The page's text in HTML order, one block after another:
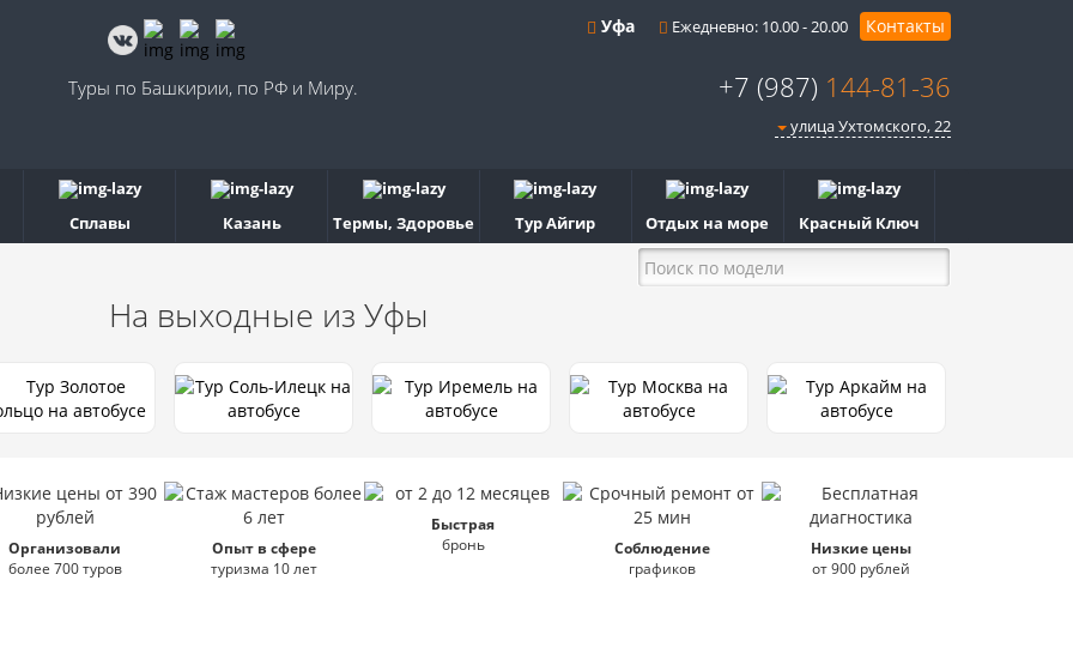
Уфа Ежедневно: 10.00 - 20.00 Контакты
Туры по Башкирии, по РФ и Миру. +7 (987) 144-81-36
улица Ухтомского, 22
Сплавы Казань Термы, Здоровье Тур Айгир Отдых на море Красный Ключ
На выходные из Уфы
Организовали
более 700 туров
Опыт в сфере
туризма 10 лет
Быстрая
бронь
Соблюдение
графиков
Низкие цены
от 900 рублей